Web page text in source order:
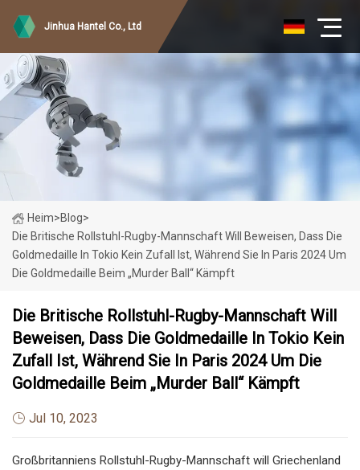
Jinhua Hantel Co., Ltd
Heim>Blog>
Die Britische Rollstuhl-Rugby-Mannschaft Will Beweisen, Dass Die
Goldmedaille In Tokio Kein Zufall Ist, Während Sie In Paris 2024 Um
Die Goldmedaille Beim „Murder Ball“ Kämpft
Die Britische Rollstuhl-Rugby-Mannschaft Will
Beweisen, Dass Die Goldmedaille In Tokio Kein
Zufall Ist, Während Sie In Paris 2024 Um Die
Goldmedaille Beim „Murder Ball“ Kämpft
Jul 10, 2023
Großbritanniens Rollstuhl-Rugby-Mannschaft will Griechenland